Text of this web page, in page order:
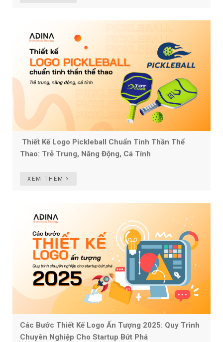
Thiết Kế Logo Pickleball Chuẩn Tinh Thần Thể
Thao: Trẻ Trung, Năng Động, Cá Tính
XEM THÊM
Các Bước Thiết Kế Logo Ấn Tượng 2025: Quy Trình
Chuyên Nghiệp Cho Startup Bứt Phá